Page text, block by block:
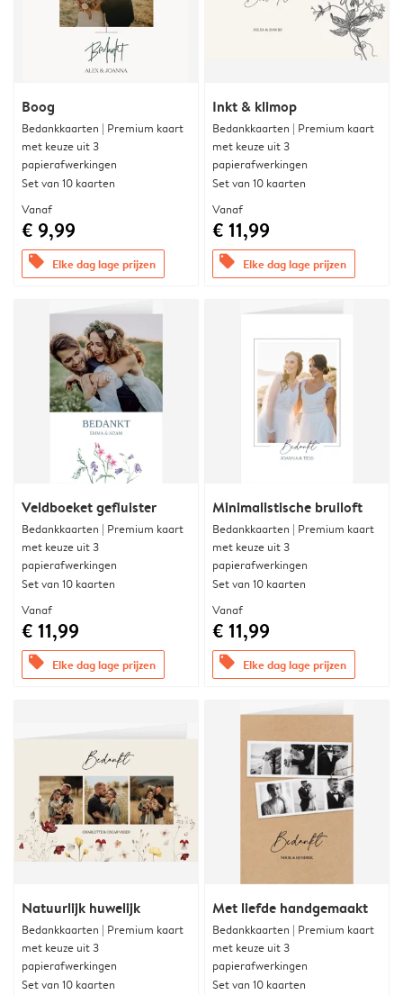
Boog
Bedankkaarten | Premium kaart
met keuze uit 3
papierafwerkingen
Set van 10 kaarten
Vanaf
€ 9,99
offers Elke dag lage prijzen
Inkt & klimop
Bedankkaarten | Premium kaart
met keuze uit 3
papierafwerkingen
Set van 10 kaarten
Vanaf
€ 11,99
offers Elke dag lage prijzen
Veldboeket gefluister
Bedankkaarten | Premium kaart
met keuze uit 3
papierafwerkingen
Set van 10 kaarten
Vanaf
€ 11,99
offers Elke dag lage prijzen
Minimalistische bruiloft
Bedankkaarten | Premium kaart
met keuze uit 3
papierafwerkingen
Set van 10 kaarten
Vanaf
€ 11,99
offers Elke dag lage prijzen
Natuurlijk huwelijk
Bedankkaarten | Premium kaart
met keuze uit 3
papierafwerkingen
Set van 10 kaarten
Met liefde handgemaakt
Bedankkaarten | Premium kaart
met keuze uit 3
papierafwerkingen
Set van 10 kaarten